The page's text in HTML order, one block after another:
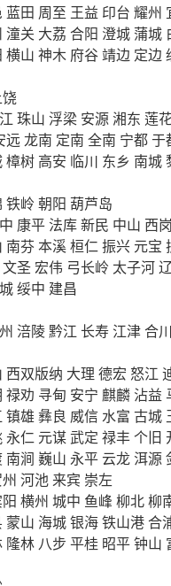
蓝田 周至 王益 印台 耀州
潼关 大荔 合阳 澄城蒲城
横山 神木 府谷靖边 定边
珠山 浮梁 安源湘东 莲
远 龙南 定南 全南 宁都于
樟树 高安 临川 东乡 南城
铁岭 朝阳 葫芦岛
康平 法库新民 中山 西岗
南芬 本溪桓仁振兴 元宝
文圣宏伟 弓长岭 太子河
绥中 建昌
涪陵黔江 长寿 江津合川
西双版纳 大理 德宏 怒江
禄劝 寻甸 安宁 麒麟 沾益
镇雄 彝良 威信水富 古城
永仁 元谋武定 禄丰个旧
南涧 巍山 永平 云龙 洱源
河池 来宾 崇左
横州 城中 鱼峰 柳北柳
蒙山 海城银海铁山港合
隆林 八步 平桂 昭平钟山